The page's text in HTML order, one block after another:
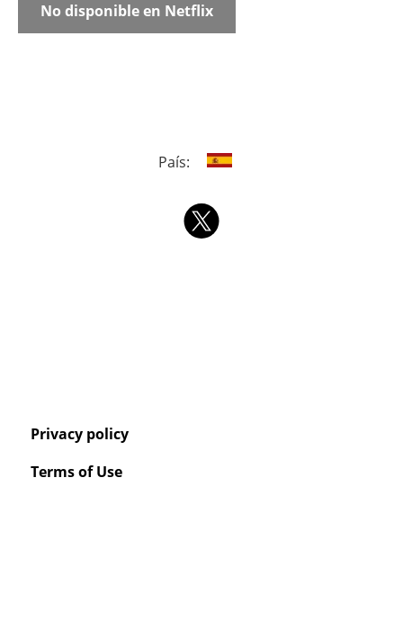
No disponible en Netflix
País:
Privacy policy
Terms of Use